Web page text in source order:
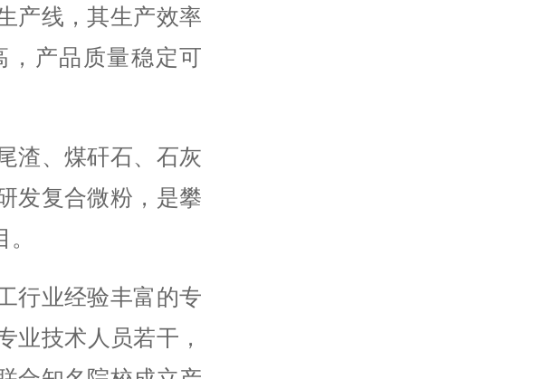
产线，其生产效率
，产品质量稳定可
渣、煤矸石、石灰
发复合微粉，是攀
行业经验丰富的专
业技术人员若干，